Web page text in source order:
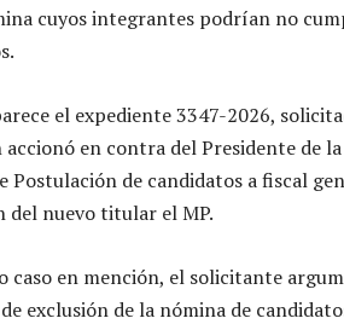
cuyos integrantes podrían no
el expediente 3347-2026,
accionó en contra del Presidente de
Postulación de candidatos a fiscal
del nuevo titular el MP.
caso en mención, el solicitante
exclusión de la nómina de